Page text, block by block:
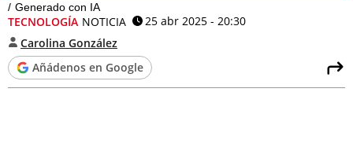
Generado con IA
TECNOLOGÍA NOTICIA
25 abr 2025 - 20:30
Carolina González
Añádenos en Google